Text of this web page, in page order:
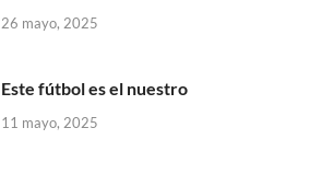
26 mayo, 2025
Este fútbol es el nuestro
11 mayo, 2025